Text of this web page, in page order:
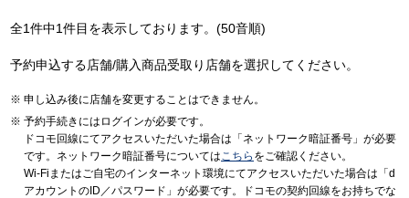
全1件中1件目を表示しております。(50音順)
予約申込する店舗/購入商品受取り店舗を選択してください。
申し込み後に店舗を変更することはできません。
予約手続きにはログインが必要です。
ドコモ回線にてアクセスいただいた場合は「ネットワーク暗証番号」が必要
です。ネットワーク暗証番号についてはこちら をご確認ください。
Wi-Fiまたはご自宅のインターネット環境にてアクセスいただいた場合は「d
アカウントのID／パスワード」が必要です。ドコモの契約回線をお持ちでな